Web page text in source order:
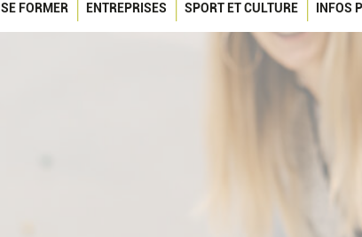
SE FORMER ENTREPRISES SPORT ET CULTURE INFOS